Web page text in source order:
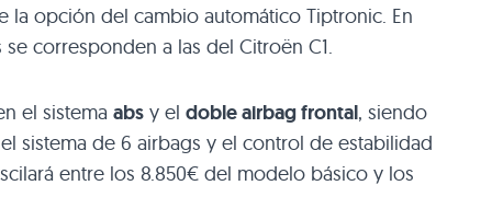
la opción del cambio automático Tiptronic. En
corresponden a las del Citroën C1.
el sistema abs y el doble airbag frontal, siendo
sistema de 6 airbags y el control de estabilidad
entre los 8.850€ del modelo básico y los